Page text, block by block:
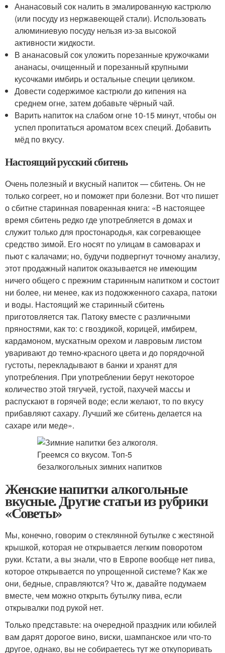
Ананасовый сок налить в эмалированную кастрюлю
(или посуду из нержавеющей стали). Использовать
алюминиевую посуду нельзя из-за высокой
активности жидкости.
В ананасовый сок уложить порезанные кружочками
ананасы, очищенный и порезанный крупными
кусочками имбирь и остальные специи целиком.
Довести содержимое кастрюли до кипения на
среднем огне, затем добавьте чёрный чай.
Варить напиток на слабом огне 10-15 минут, чтобы он
успел пропитаться ароматом всех специй. Добавить
мёд по вкусу.
Настоящий русский сбитень
Очень полезный и вкусный напиток — сбитень. Он не
только согреет, но и поможет при болезни. Вот что пишет
о сбитне старинная поваренная книга: «В настоящее
время сбитень редко где употребляется в домах и
служит только для простонародья, как согревающее
средство зимой. Его носят по улицам в самоварах и
пьют с калачами; но, будучи подвергнут точному анализу,
этот продажный напиток оказывается не имеющим
ничего общего с прежним старинным напитком и состоит
ни более, ни менее, как из подожженного сахара, патоки
и воды. Настоящий же старинный сбитень
приготовляется так. Патоку вместе с различными
пряностями, как то: с гвоздикой, корицей, имбирем,
кардамоном, мускатным орехом и лавровым листом
уваривают до темно-красного цвета и до порядочной
густоты, перекладывают в банки и хранят для
употребления. При употреблении берут некоторое
количество этой тягучей, густой, пахучей массы и
распускают в горячей воде; если желают, то по вкусу
прибавляют сахару. Лучший же сбитень делается на
сахаре или меде».
Женские напитки алкогольные
вкусные. Другие статьи из рубрики
«Советы»
Мы, конечно, говорим о стеклянной бутылке с жестяной
крышкой, которая не открывается легким поворотом
руки. Кстати, а вы знали, что в Европе вообще нет пива,
которое открывается по упрощенной системе? Как же
они, бедные, справляются? Что ж, давайте подумаем
вместе, чем можно открыть бутылку пива, если
открывалки под рукой нет.
Только представьте: на очередной праздник или юбилей
вам дарят дорогое вино, виски, шампанское или что-то
другое, однако, вы не собираетесь тут же откупоривать